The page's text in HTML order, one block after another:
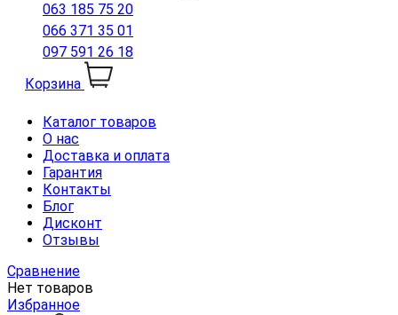
063 185 75 20
066 371 35 01
097 591 26 18
Корзина
Каталог товаров
О нас
Доставка и оплата
Гарантия
Контакты
Блог
Дисконт
Отзывы
Сравнение
Нет товаров
Избранное